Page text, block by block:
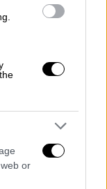
or
με
Ουκρανία
ΗΠΑ και
Η Κρίση